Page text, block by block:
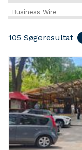
Business Wire
105 Søgeresultat